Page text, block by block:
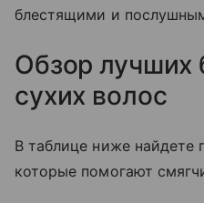
блестящими и
Обзор лучших
сухих волос
В таблице ниже найдете
которые помогают